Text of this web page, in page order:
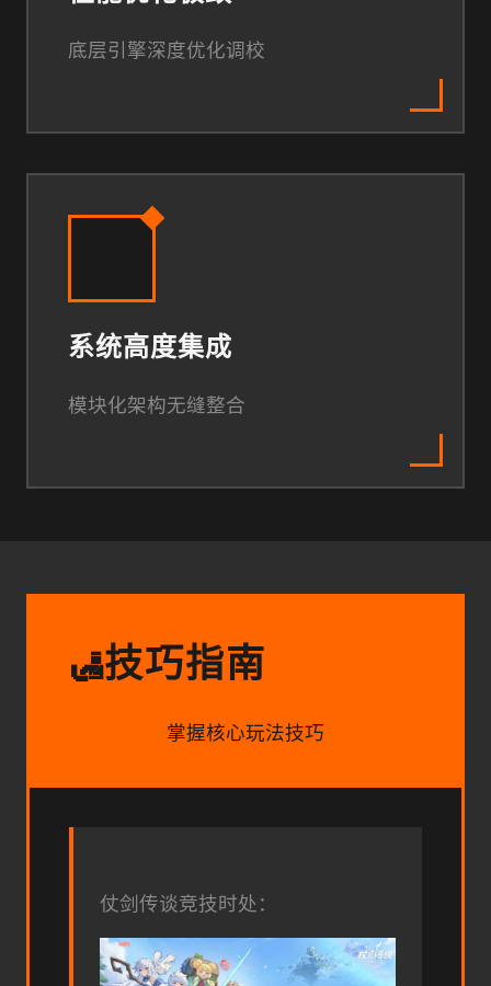
底层引擎深度优化调校
系统高度集成
模块化架构无缝整合
🛃技巧指南
掌握核心玩法技巧
仗剑传谈竞技时处：